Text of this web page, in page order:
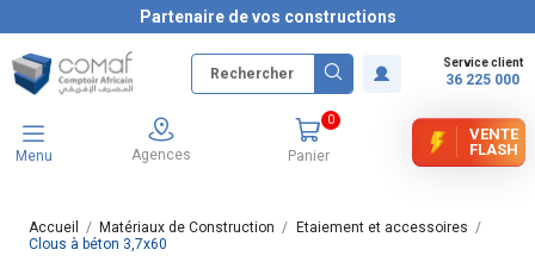
Partenaire de vos constructions
Service client
36 225 000
Menu Agences Panier
0
VENTE
FLASH
Accueil Matériaux de Construction
Etaiement et accessoires
Clous à béton 3,7x60